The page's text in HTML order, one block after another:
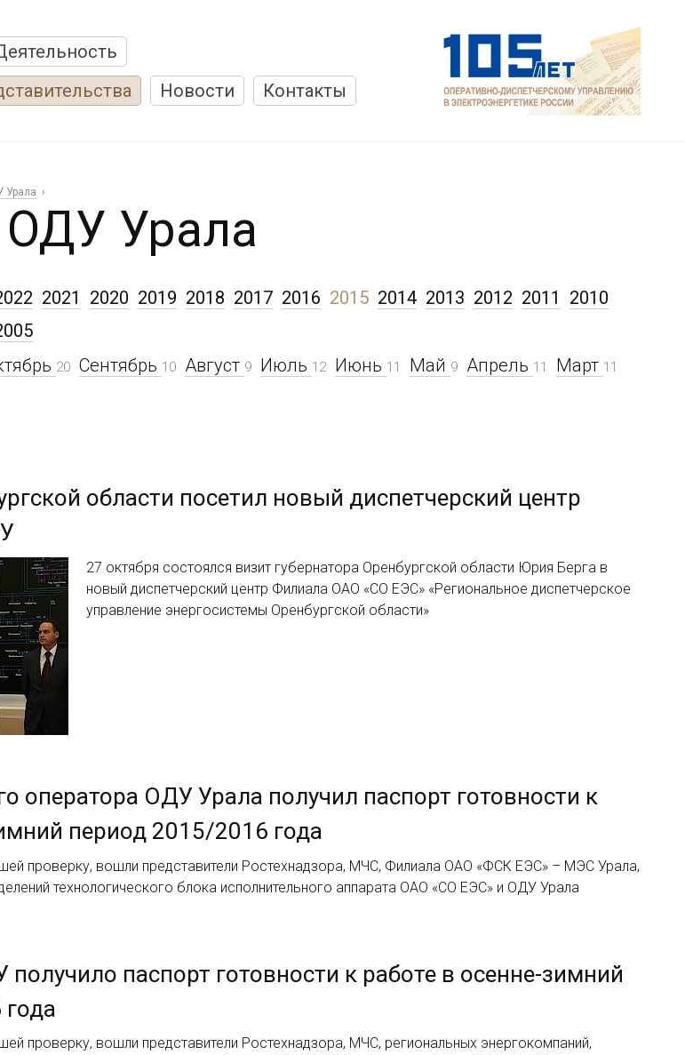
Новости Контакты
Урала
ОДУ Урала
2021 2020 2019 2018 2017 2016 2015
20 Сентябрь 10 Август 9 Июль 12 Июнь 11 Май 9 Апрель 11 Март 11
2014 2013 2012 2011
2010
области посетил новый диспетчерский центр
27 октября состоялся визит губернатора Оренбургской области Юрия Берга в
новый диспетчерский центр Филиала ОАО «СО ЕЭС» «Региональное диспетчерское
управление энергосистемы Оренбургской области»
оператора ОДУ Урала получил паспорт готовности к
период 2015/2016 года
проверку, вошли представители Ростехнадзора, МЧС, Филиала ОАО «ФСК ЕЭС» – МЭС Урала,
технологического блока исполнительного аппарата ОАО «СО ЕЭС» и ОДУ Урала
паспорт готовности к работе в осенне-зимний
проверку, вошли представители Ростехнадзора, МЧС, региональных энергокомпаний,